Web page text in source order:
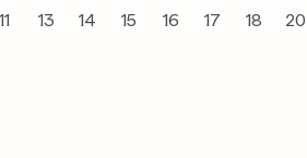
11 13 14 15 16 17 18 20